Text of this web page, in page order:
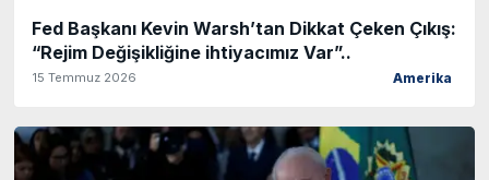
Fed Başkanı Kevin Warsh’tan Dikkat Çeken Çıkış:
“Rejim Değişikliğine ihtiyacımız Var”..
15 Temmuz 2026 Amerika